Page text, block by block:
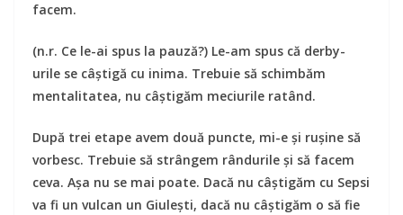
facem.
(n.r. Ce le-ai spus la pauză?) Le-am spus că derby-
urile se câștigă cu inima. Trebuie să schimbăm
mentalitatea, nu câștigăm meciurile ratând.
După trei etape avem două puncte, mi-e și rușine să
vorbesc. Trebuie să strângem rândurile și să facem
ceva. Așa nu se mai poate. Dacă nu câștigăm cu Sepsi
va fi un vulcan un Giulești, dacă nu câștigăm o să fie